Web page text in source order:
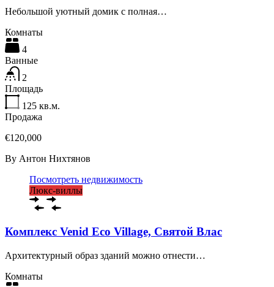
Небольшой уютный домик с полная…
Комнаты
4
Ванные
2
Площадь
125 кв.м.
Продажа
€120,000
By Антон Нихтянов
Посмотреть недвижимость
Люкс-виллы
Комплекс Venid Eco Village, Святой Влас
Архитектурный образ зданий можно отнести…
Комнаты